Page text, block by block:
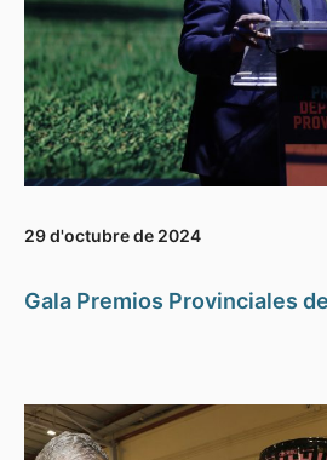
29 d'octubre de 2024
Gala Premios Provinciales